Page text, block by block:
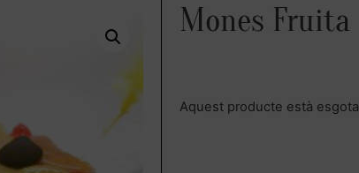
Mones Fruita
Aquest producte està